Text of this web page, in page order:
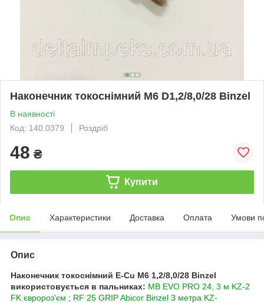
Наконечник токоснімний М6 D1,2/8,0/28 Binzel
В наявності
Код: 140.0379
Роздріб
48 ₴
Купити
Опис Характеристики Доставка Оплата Умови
Опис
Наконечник токоснімний E-Cu М6 1,2/8,0/28 Binzel
використовується в пальниках: MB EVO PRO 24, 3 м KZ-2
FK євророз'єм ; RF 25 GRIP Abicor Binzel 3 метра KZ-